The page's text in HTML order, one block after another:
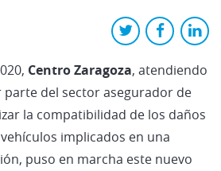
Centro Zaragoza, atendiendo
parte del sector asegurador de
la compatibilidad de los daños
implicados en una
puso en marcha este nuevo